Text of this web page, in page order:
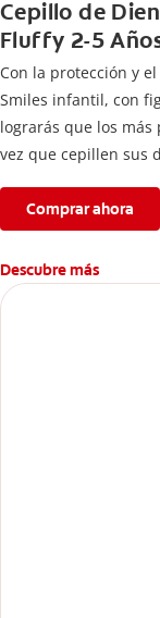
Cepillo de
Fluffy 2-5
Con la protección y
Smiles infantil, con
lograrás que los
vez que cepillen sus
Comprar ahora
Descubre más